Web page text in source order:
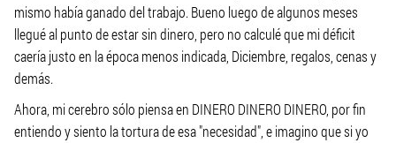
mismo había ganado del trabajo. Bueno luego de algunos meses
llegué al punto de estar sin dinero, pero no calculé que mi déficit
caería justo en la época menos indicada, Diciembre, regalos, cenas y
demás.
Ahora, mi cerebro sólo piensa en DINERO DINERO DINERO, por fin
entiendo y siento la tortura de esa "necesidad", e imagino que si yo